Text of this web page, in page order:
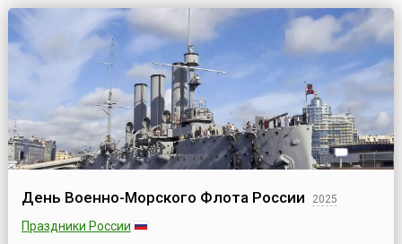
День Военно-Морского Флота России 2025
Праздники России